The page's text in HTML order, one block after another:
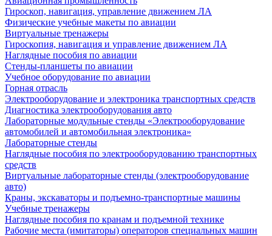
Гироскоп, навигация, управление движением ЛА
Физические учебные макеты по авиации
Виртуальные тренажеры
Гироскопия, навигация и управление движением ЛА
Наглядные пособия по авиации
Стенды-планшеты по авиации
Учебное оборудование по авиации
Горная отрасль
Электрооборудование и электроника транспортных средств
Диагностика электрооборудования авто
Лабораторные модульные стенды «Электрооборудование
автомобилей и автомобильная электроника»
Лабораторные стенды
Наглядные пособия по электрооборудованию транспортных
средств
Виртуальные лабораторные стенды (электрооборудование
авто)
Краны, экскаваторы и подъемно-транспортные машины
Учебные тренажеры
Наглядные пособия по кранам и подъемной технике
Рабочие места (имитаторы) операторов специальных машин